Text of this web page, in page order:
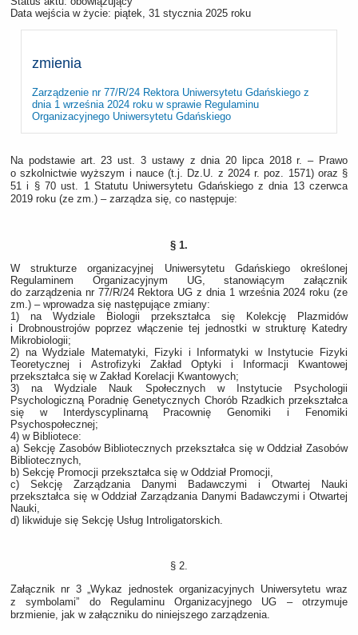
Data wejścia w życie: piątek, 31 stycznia 2025 roku
zmienia
Zarządzenie nr 77/R/24 Rektora Uniwersytetu Gdańskiego z
dnia 1 września 2024 roku w sprawie Regulaminu
Organizacyjnego Uniwersytetu Gdańskiego
Na podstawie art. 23 ust. 3 ustawy z dnia 20 lipca 2018 r. – Prawo
o szkolnictwie wyższym i nauce (t.j. Dz.U. z 2024 r. poz. 1571) oraz §
51 i § 70 ust. 1 Statutu Uniwersytetu Gdańskiego z dnia 13 czerwca
2019 roku (ze zm.) – zarządza się, co następuje:
§ 1.
W strukturze organizacyjnej Uniwersytetu Gdańskiego określonej
Regulaminem Organizacyjnym UG, stanowiącym załącznik
do zarządzenia nr 77/R/24 Rektora UG z dnia 1 września 2024 roku (ze
zm.) – wprowadza się następujące zmiany:
1) na Wydziale Biologii przekształca się Kolekcję Plazmidów
i Drobnoustrojów poprzez włączenie tej jednostki w strukturę Katedry
Mikrobiologii;
2) na Wydziale Matematyki, Fizyki i Informatyki w Instytucie Fizyki
Teoretycznej i Astrofizyki Zakład Optyki i Informacji Kwantowej
przekształca się w Zakład Korelacji Kwantowych;
3) na Wydziale Nauk Społecznych w Instytucie Psychologii
Psychologiczną Poradnię Genetycznych Chorób Rzadkich przekształca
się w Interdyscyplinarną Pracownię Genomiki i Fenomiki
Psychospołecznej;
4) w Bibliotece:
a) Sekcję Zasobów Bibliotecznych przekształca się w Oddział Zasobów
Bibliotecznych,
b) Sekcję Promocji przekształca się w Oddział Promocji,
c) Sekcję Zarządzania Danymi Badawczymi i Otwartej Nauki
przekształca się w Oddział Zarządzania Danymi Badawczymi i Otwartej
Nauki,
d) likwiduje się Sekcję Usług Introligatorskich.
§ 2.
Załącznik nr 3 „Wykaz jednostek organizacyjnych Uniwersytetu wraz
z symbolami” do Regulaminu Organizacyjnego UG – otrzymuje
brzmienie, jak w załączniku do niniejszego zarządzenia.